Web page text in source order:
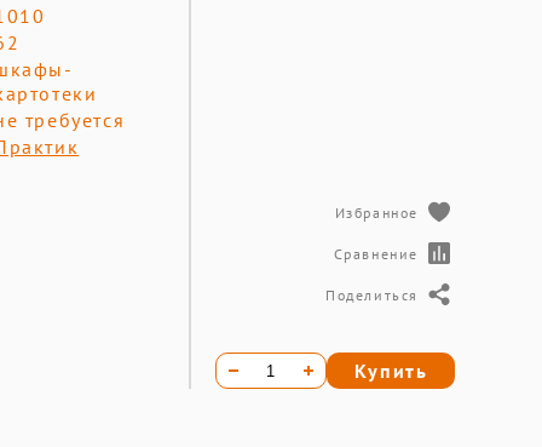
требуется
Избранное
Сравнение
Поделиться
Купить